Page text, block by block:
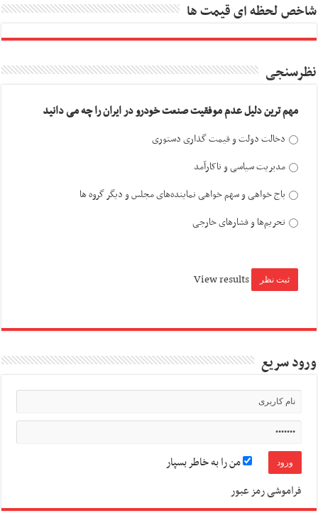
شاخص لحظه ای قیمت ها
نظرسنجی
مهم ترین دلیل عدم موفقیت صنعت خودرو در ایران را چه می دانید
دخالت دولت و قیمت گذاری دستوری
مدیریت سیاسی و ناکارآمد
باج خواهی و سهم خواهی نماینده‌های مجلس و دیگر گروه ها
تحریم‌ها و فشارهای خارجی
View results
ورود سریع
من را به خاطر بسپار
فراموشی رمز عبور